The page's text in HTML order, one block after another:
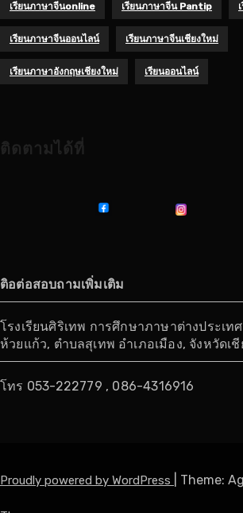
เรียนภาษาจีนonline เรียนภาษาจีน Pantip
เรียนภาษาจีนออนไลน์ เรียนภาษาจีนเชียงใหม่
เรียนภาษาอังกฤษเชียงใหม่ เรียนออนไลน์
ติดตามได้ที่
ติอต่อสอบถามเพิ่มเติม
โรงเรียนศิริเทพ การศึกษาภาษาต่างประเท
ห้วยแก้ว, ตำบลสุเทพ อำเภอเมือง, จังหวัดเ
โทร 053-222779 , 086-4316916
Proudly powered by WordPress Theme: